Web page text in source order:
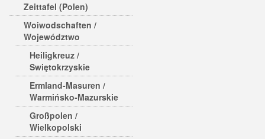
Zeittafel (Polen)
Woiwodschaften /
Województwo
Heiligkreuz /
Swiętokrzyskie
Ermland-Masuren /
Warmińsko-Mazurskie
Großpolen /
Wielkopolski